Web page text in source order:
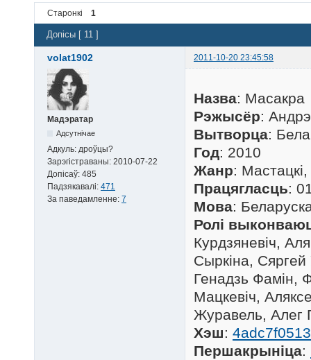
Старонкі 1
Допісы [ 11 ]
volat1902 2011-10-20 23:45:58
Мадэратар
Адсутнічае
Адкуль: дроўцы?
Зарэгістраваны: 2010-07-22
Допісаў: 485
Падзякавалі: 471
За паведамленне: 7
Назва: Масакра
Рэжысёр:
Вытворца:
Год: 2010
Жанр:
Працягласць:
Мова:
Ролі
Курдзяневіч,
Сыркіна,
Генадзь Фамін,
Мацкевіч,
Журавель, Алег
Хэш:
Першакрыніца: